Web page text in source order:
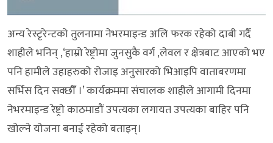
अन्य रेस्टृरेन्टको तुलनामा नेभरमाइन्ड अलि फरक रहेको दाबी गर्दै
शाहीले भनिन् ,‘हाम्रो रेष्ट्रोमा जुनसुकै वर्ग ,लेवल र क्षेत्रबाट आएको भए
पनि हामीले उहाहरुको रोजाइ अनुसारको भिआइपि वाताबरणमा
सर्भिस दिन सक्छौँ ।’ कार्यक्रममा संचालक शाहीले आगामी दिनमा
नेभरमाइन्ड रेष्ट्राे काठमाडौं उपत्यका लगायत उपत्यका बाहिर पनि
खोल्ने योजना बनाई रहेको बताइन्।